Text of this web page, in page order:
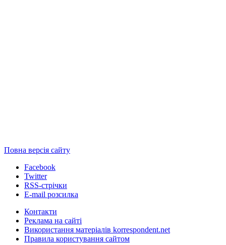
Повна версія сайту
Facebook
Twitter
RSS-стрічки
E-mail розсилка
Контакти
Реклама на сайті
Використання матеріалів korrespondent.net
Правила користування сайтом